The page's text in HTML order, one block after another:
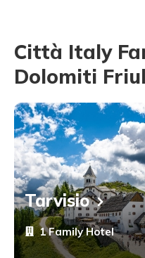
Città Italy
Dolomiti
Tarvisio
1 Family Hotel